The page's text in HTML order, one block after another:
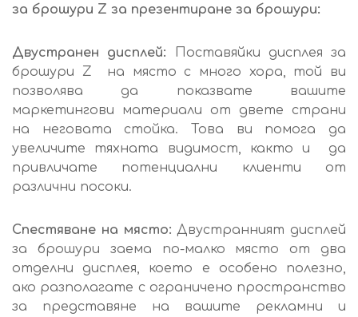
за брошури Z за презентиране за брошури:
Двустранен дисплей:
Поставяйки дисплея за
брошури Z на място с много хора, той ви
позволява да показвате вашите
маркетингови материали от двете страни
на неговата стойка. Това ви помога да
увеличите тяхната видимост, както и да
привличате потенциални клиенти от
различни посоки.
Спестяване на място: Двустранният дисплей
за брошури заема по-малко място от два
отделни дисплея, което е особено полезно,
ако разполагате с ограничено пространство
за представяне на вашите рекламни и